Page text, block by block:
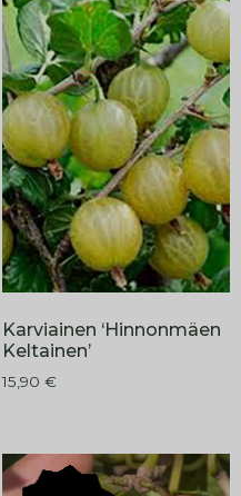
Karviainen ‘Hinnonmäen
Keltainen’
15,90 €